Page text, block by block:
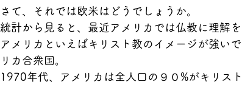
さて、それでは欧米はどうでしょうか。
統計から見ると、最近アメリカでは仏教に理解
アメリカといえばキリスト教のイメージが強い
リカ合衆国。
1970年代、アメリカは全人口の９０%がキリス